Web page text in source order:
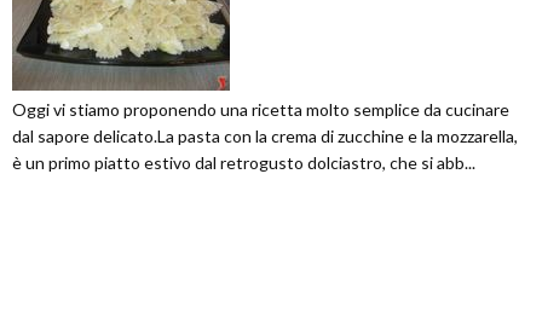
Oggi vi stiamo proponendo una ricetta molto semplice da cucinare
dal sapore delicato.La pasta con la crema di zucchine e la mozzarella,
è un primo piatto estivo dal retrogusto dolciastro, che si abb...